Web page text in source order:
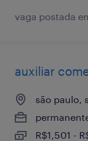
vaga postada
auxiliar
são paulo,
R$1,501 -